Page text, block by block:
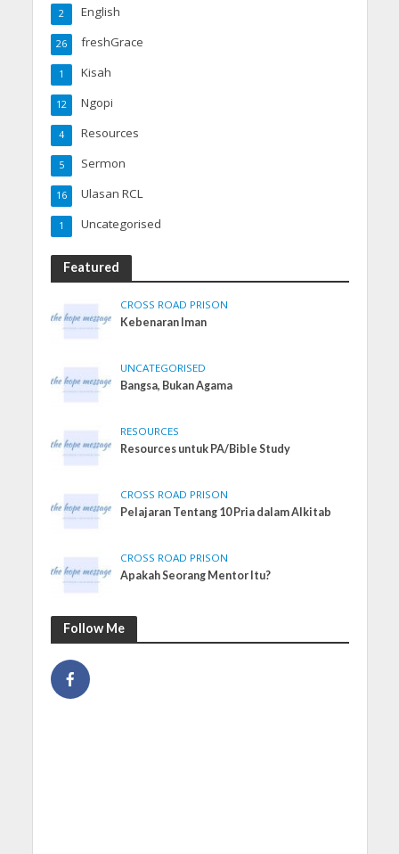
English
2
freshGrace
26
Kisah
1
Ngopi
12
Resources
4
Sermon
5
Ulasan RCL
16
Uncategorised
1
Featured
CROSS ROAD PRISON
Kebenaran Iman
UNCATEGORISED
Bangsa, Bukan Agama
RESOURCES
Resources untuk PA/Bible Study
CROSS ROAD PRISON
Pelajaran Tentang 10 Pria dalam Alkitab
CROSS ROAD PRISON
Apakah Seorang Mentor Itu?
Follow Me